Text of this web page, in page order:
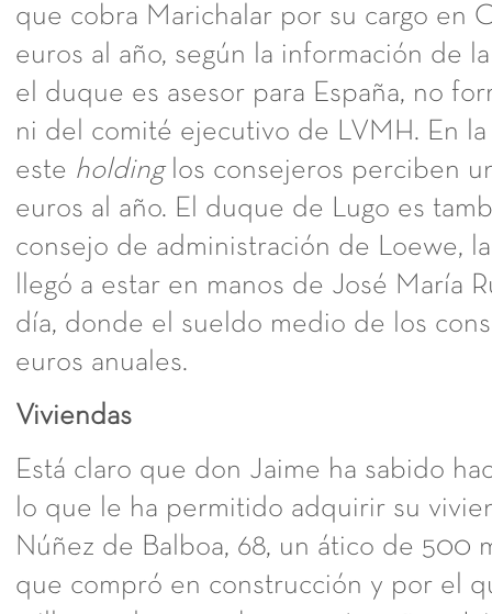
que cobra Marichalar por su cargo en
euros al año, según la información de
el duque es asesor para España, no
ni del comité ejecutivo de LVMH. En
este holdinglos consejeros perciben
euros al año. El duque de Lugo es
consejo de administración de Loewe,
llegó a estar en manos de José María
día, donde el sueldo medio de los
euros anuales.
Viviendas
Está claro que don Jaime ha sabido
lo que le ha permitido adquirir su
Núñez de Balboa, 68, un ático de 500
que compró en construcción y por el